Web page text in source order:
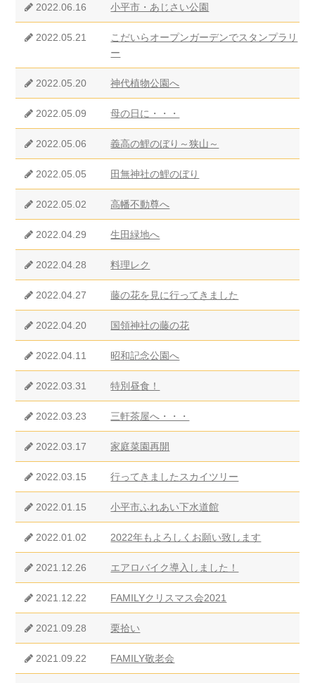
2022.06.16 小平市・あじさい公園
2022.05.21
こだいらオープンガーデンでスタンプラリ
ー
2022.05.20 神代植物公園へ
2022.05.09 母の日に・・・
2022.05.06 義高の鯉のぼり～狭山～
2022.05.05 田無神社の鯉のぼり
2022.05.02 高幡不動尊へ
2022.04.29 生田緑地へ
2022.04.28 料理レク
2022.04.27 藤の花を見に行ってきました
2022.04.20 国領神社の藤の花
2022.04.11 昭和記念公園へ
2022.03.31 特別昼食！
2022.03.23 三軒茶屋へ・・・
2022.03.17 家庭菜園再開
2022.03.15 行ってきましたスカイツリー
2022.01.15 小平市ふれあい下水道館
2022.01.02 2022年もよろしくお願い致します
2021.12.26 エアロバイク導入しました！
2021.12.22 FAMILYクリスマス会2021
2021.09.28 栗拾い
2021.09.22 FAMILY敬老会